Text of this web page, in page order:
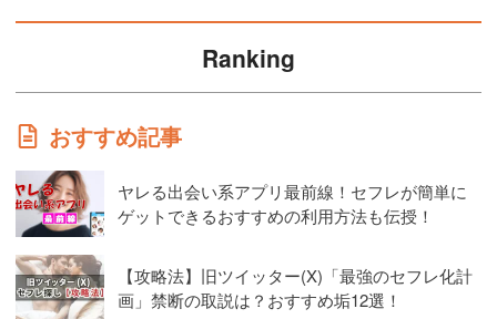
Ranking
おすすめ記事
ヤレる出会い系アプリ最前線！セフレが簡単に
ゲットできるおすすめの利用方法も伝授！
【攻略法】旧ツイッター(X)「最強のセフレ化計
画」禁断の取説は？おすすめ垢12選！